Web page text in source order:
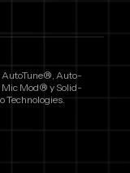
AutoTune®, Auto-
Mod® y Solid-
Technologies.